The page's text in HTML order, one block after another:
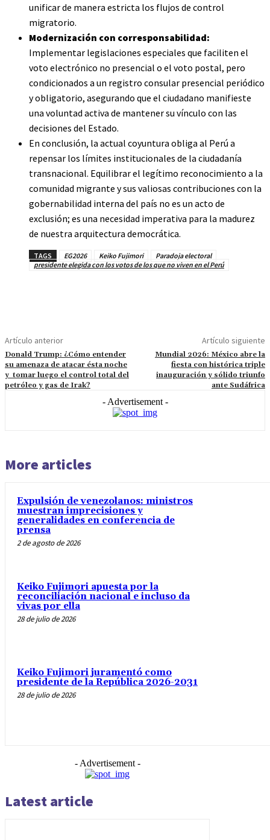
unificar de manera estricta los flujos de control
migratorio.
Modernización con corresponsabilidad:
Implementar legislaciones especiales que faciliten el
voto electrónico no presencial o el voto postal, pero
condicionados a un registro consular presencial periódico
y obligatorio, asegurando que el ciudadano manifieste
una voluntad activa de mantener su vínculo con las
decisiones del Estado.
En conclusión, la actual coyuntura obliga al Perú a
repensar los límites institucionales de la ciudadanía
transnacional. Equilibrar el legítimo reconocimiento a la
comunidad migrante y sus valiosas contribuciones con la
gobernabilidad interna del país no es un acto de
exclusión; es una necesidad imperativa para la madurez
de nuestra arquitectura democrática.
TAGS EG2026 Keiko Fujimori
Paradoja electoral
presidente elegida con los votos de los que no viven en el Perú
Artículo anterior
Donald Trump: ¿Cómo entender
su amenaza de atacar ésta noche
y tomar luego el control total del
petróleo y gas de Irak?
Artículo siguiente
Mundial 2026: México abre la
fiesta con histórica triple
inauguración y sólido triunfo
ante Sudáfrica
- Advertisement -
More articles
Expulsión de venezolanos: ministros
muestran imprecisiones y
generalidades en conferencia de
prensa
2 de agosto de 2026
Keiko Fujimori apuesta por la
reconciliación nacional e incluso da
vivas por ella
28 de julio de 2026
Keiko Fujimori juramentó como
presidente de la República 2026-2031
28 de julio de 2026
- Advertisement -
Latest article